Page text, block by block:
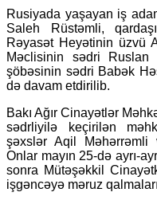
Rusiyada yaşayan iş
Saleh Rüstəmli,
Rəyasət Heyətinin üzvü
Məclisinin sədri Ruslan
şöbəsinin sədri Babək
də davam etdirilib.
Bakı Ağır Cinayətlər
sədrliyilə keçirilən
şəxslər Aqil
Onlar mayın 25-də ayrı-
sonra Mütəşəkkil
işgəncəyə məruz